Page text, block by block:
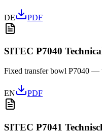
DE PDF
SITEC P7040
Fixed transfer bowl P7040 —
EN PDF
SITEC P7041